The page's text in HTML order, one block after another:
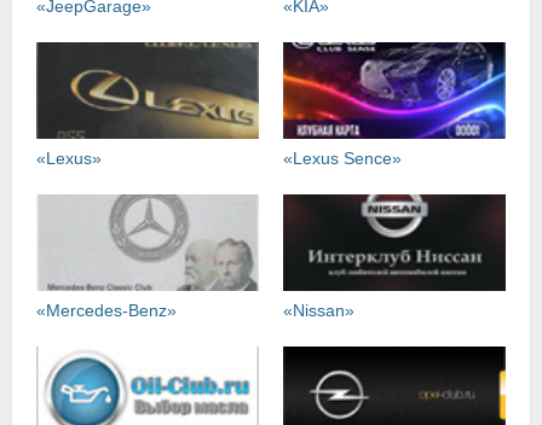
«JeepGarage» «KIA»
«Lexus» «Lexus Sence»
«Mercedes-Benz» «Nissan»